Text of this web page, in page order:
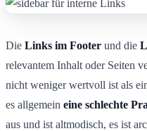
Die Links im Footer und die
relevantem Inhalt oder Seiten
nicht weniger wertvoll ist als
es allgemein eine schlechte
aus und ist altmodisch, es ist